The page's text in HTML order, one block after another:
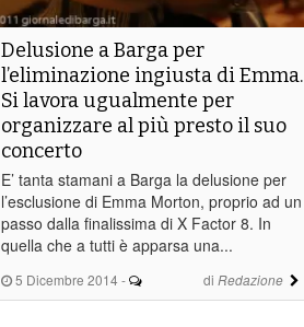
5 Dicembre 2014 - di Redazione
Delusione a Barga per
l’eliminazione ingiusta di Emma.
Si lavora ugualmente per
organizzare al più presto il suo
concerto
E’ tanta stamani a Barga la delusione per
l’esclusione di Emma Morton, proprio ad un
passo dalla finalissima di X Factor 8. In
quella che a tutti è apparsa una...